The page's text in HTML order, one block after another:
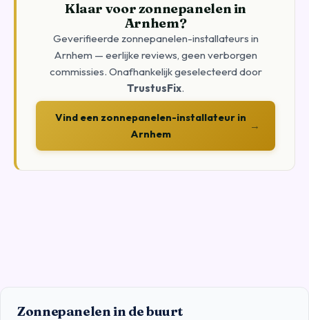
Klaar voor zonnepanelen in
Arnhem?
Geverifieerde zonnepanelen-installateurs in
Arnhem — eerlijke reviews, geen verborgen
commissies. Onafhankelijk geselecteerd door
TrustusFix.
Vind een zonnepanelen-installateur in
Arnhem
→
Zonnepanelen in de buurt